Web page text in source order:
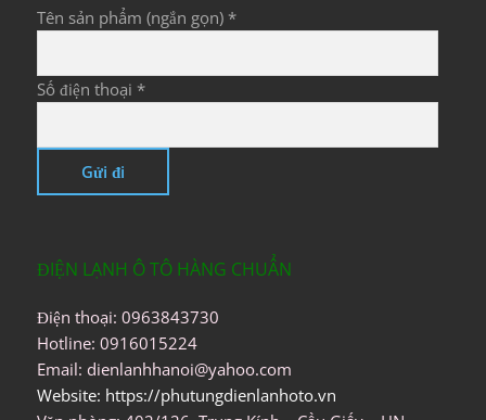
Tên sản phẩm (ngắn gọn) *
Số điện thoại *
ĐIỆN LẠNH Ô TÔ HÀNG CHUẨN
Điện thoại: 0963843730
Hotline: 0916015224
Email: dienlanhhanoi@yahoo.com
Website: https://phutungdienlanhoto.vn